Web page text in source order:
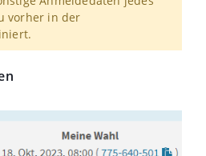
vorher in der